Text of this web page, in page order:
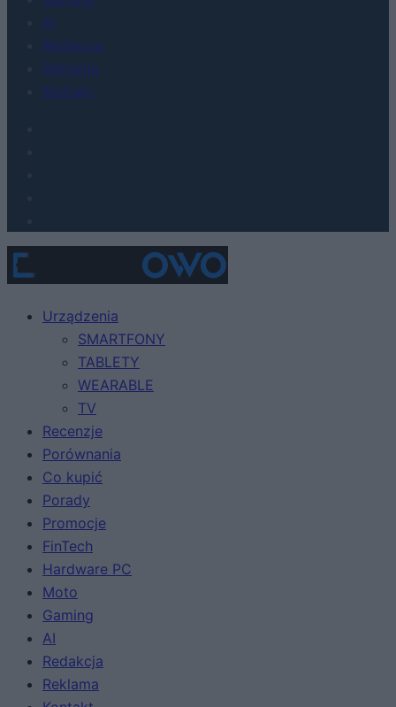
AI
Redakcja
Reklama
Kontakt
Urządzenia
SMARTFONY
TABLETY
WEARABLE
TV
Recenzje
Porównania
Co kupić
Porady
Promocje
FinTech
Hardware PC
Moto
Gaming
AI
Redakcja
Reklama